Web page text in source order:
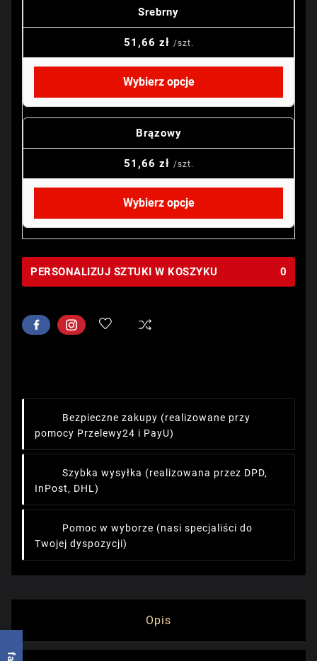
Srebrny
51,66 zł /szt.
Wybierz opcje
Brązowy
51,66 zł /szt.
Wybierz opcje
PERSONALIZUJ SZTUKI W KOSZYKU 0
Bezpieczne zakupy (realizowane przy
pomocy Przelewy24 i PayU)
Szybka wysyłka (realizowana przez DPD,
InPost, DHL)
Pomoc w wyborze (nasi specjaliści do
Twojej dyspozycji)
Opis